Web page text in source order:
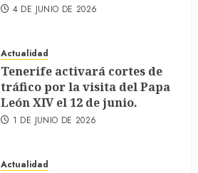
4 DE JUNIO DE 2026
Actualidad
Tenerife activará cortes de
tráfico por la visita del Papa
León XIV el 12 de junio.
1 DE JUNIO DE 2026
Actualidad